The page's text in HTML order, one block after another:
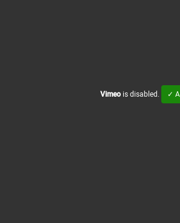
Vimeo is disabled. ✓